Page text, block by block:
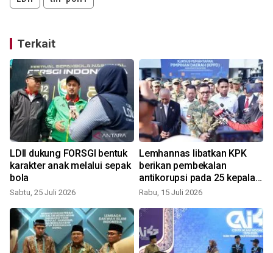
Terkait
LDII dukung FORSGI bentuk
karakter anak melalui sepak
bola
Sabtu, 25 Juli 2026
Lemhannas libatkan KPK
berikan pembekalan
antikorupsi pada 25 kepala
daerah
Rabu, 15 Juli 2026